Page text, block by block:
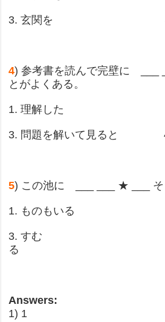
3. 玄関を 4. の
4) 参考書を読んで完壁に ___
とがよくある。
1. 理解した 2.
3. 問題を解いて見ると 4.
5) この池に ___ ___ ★ ___ そ
1. ものもいる 2.
3. すむ 4. 100
る
Answers:
1) 1